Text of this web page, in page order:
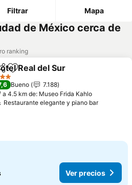
Filtrar Mapa
de México cerca de
ranking
Agregar a favoritos
Real del Sur
Bueno
7.188
a 4.5 km de: Museo Frida Kahlo
Restaurante elegante y piano barVer
Ver precios